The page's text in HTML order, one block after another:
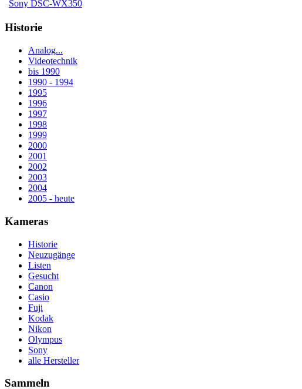
Sony DSC-WX350
Historie
Analog...
Videotechnik
bis 1990
1990 - 1994
1995
1996
1997
1998
1999
2000
2001
2002
2003
2004
2005 - heute
Kameras
Historie
Neuzugänge
Listen
Gesucht
Canon
Casio
Fuji
Kodak
Nikon
Olympus
Sony
alle Hersteller
Sammeln